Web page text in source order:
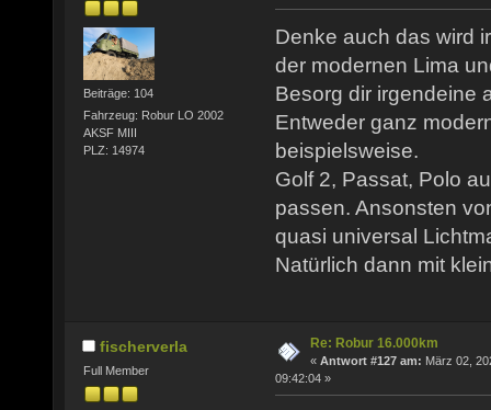
Beiträge: 104
Fahrzeug: Robur LO 2002
AKSF MIII
PLZ: 14974
Denke auch das wird
der modernen Lima
Besorg dir irgendeine
Entweder ganz
beispielsweise.
Golf 2, Passat, Polo
passen. Ansonsten
quasi universal
Natürlich dann mit
fischerverla
Full Member
Re: Robur 16.000km
« Antwort #127 am: März 02,
09:42:04 »